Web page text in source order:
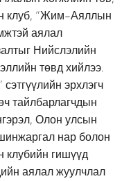
клуб, “Жим-Аяллын
аялал
Нийслэлийн
төвд хийлээ.
эрхлэгч
тайлбарлагчдын
Олон улсын
нар болон
клубийн гишүүд
аялал жуулчлал